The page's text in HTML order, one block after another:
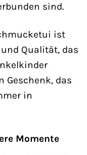
sind.
ist
Qualität, das
Geschenk, das
in
Momente